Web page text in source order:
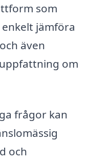
som
jämföra
även
om
frågor kan
och